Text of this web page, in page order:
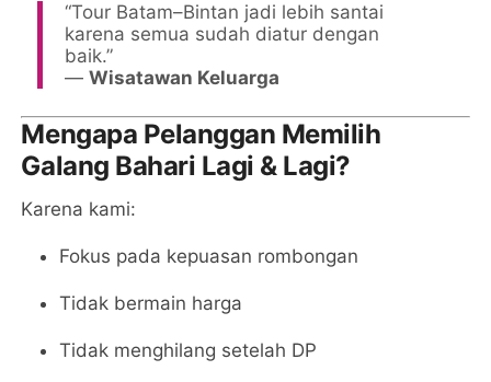
“Tour Batam–Bintan jadi lebih santai
karena semua sudah diatur dengan
baik.”
—Wisatawan Keluarga
Mengapa Pelanggan Memilih
Galang Bahari Lagi & Lagi?
Karena kami:
Fokus pada kepuasan rombongan
Tidak bermain harga
Tidak menghilang setelah DP